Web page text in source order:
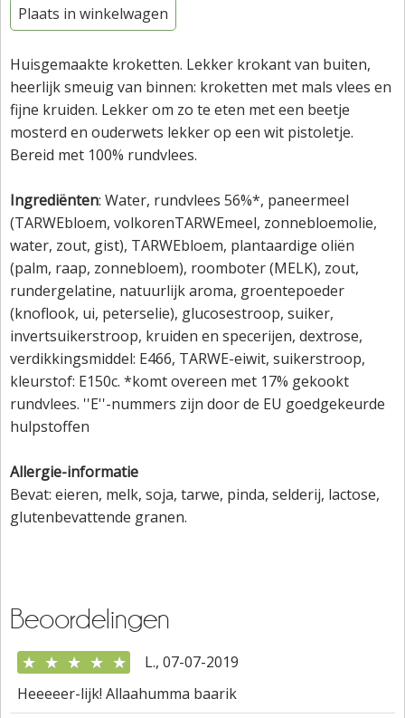
Plaats in winkelwagen
Huisgemaakte kroketten. Lekker krokant van buiten,
heerlijk smeuig van binnen: kroketten met mals vlees en
fijne kruiden. Lekker om zo te eten met een beetje
mosterd en ouderwets lekker op een wit pistoletje.
Bereid met 100% rundvlees.
Ingrediënten: Water, rundvlees 56%*, paneermeel
(TARWEbloem, volkorenTARWEmeel, zonnebloemolie,
water, zout, gist), TARWEbloem, plantaardige oliën
(palm, raap, zonnebloem), roomboter (MELK), zout,
rundergelatine, natuurlijk aroma, groentepoeder
(knoflook, ui, peterselie), glucosestroop, suiker,
invertsuikerstroop, kruiden en specerijen, dextrose,
verdikkingsmiddel: E466, TARWE-eiwit, suikerstroop,
kleurstof: E150c. *komt overeen met 17% gekookt
rundvlees. ''E''-nummers zijn door de EU goedgekeurde
hulpstoffen
Allergie-informatie
Bevat: eieren, melk, soja, tarwe, pinda, selderij, lactose,
glutenbevattende granen.
Beoordelingen
★ ★ ★ ★ ★
L., 07-07-2019
Heeeeer-lijk! Allaahumma baarik